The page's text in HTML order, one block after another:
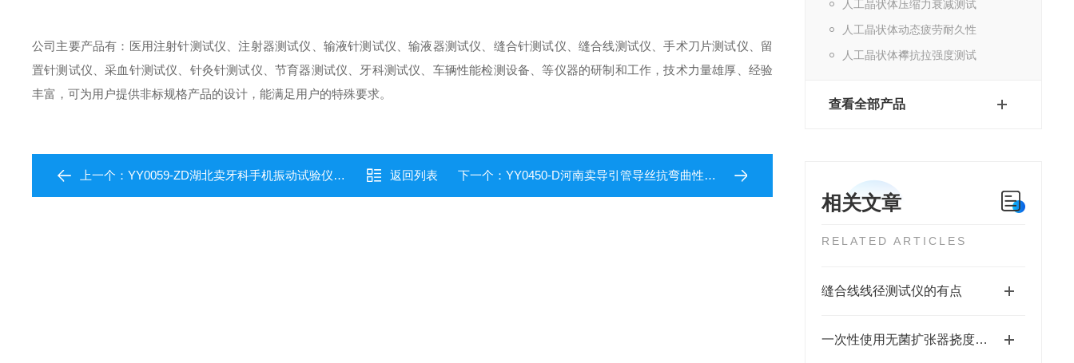
人工晶状体压缩力衰减测试
人工晶状体动态疲劳耐久性
人工晶状体襻抗拉强度测试
查看全部产品
相关文章
RELATED ARTICLES
缝合线线径测试仪的有点
一次性使用无菌扩张器挠度和强度测试仪
公司主要产品有：医用注射针测试仪、注射器测试仪、输液针测试仪、输液器测试仪、缝合针测试仪、缝合线测试仪、手术刀片测试仪、留
置针测试仪、采血针测试仪、针灸针测试仪、节育器测试仪、牙科测试仪、车辆性能检测设备、等仪器的研制和工作，技术力量雄厚、经验
丰富，可为用户提供非标规格产品的设计，能满足用户的特殊要求。
上一个： YY0059-ZD湖北卖牙科手机振动试验仪厂家 返回列表 下一个： YY0450-D河南卖导引管导丝抗弯曲性能测试仪公司